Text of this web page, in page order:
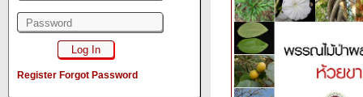
Register Forgot Password